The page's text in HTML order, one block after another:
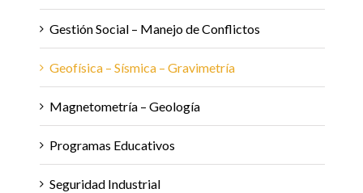
Gestión Social – Manejo de Conflictos
Geofísica – Sísmica – Gravimetría
Magnetometría – Geología
Programas Educativos
Seguridad Industrial